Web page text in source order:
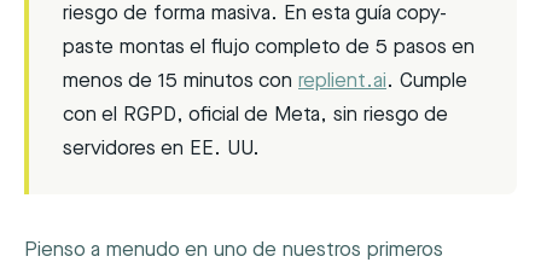
riesgo de forma masiva. En esta guía copy-
paste montas el flujo completo de 5 pasos en
menos de 15 minutos con replient.ai. Cumple
con el RGPD, oficial de Meta, sin riesgo de
servidores en EE. UU.
Pienso a menudo en uno de nuestros primeros